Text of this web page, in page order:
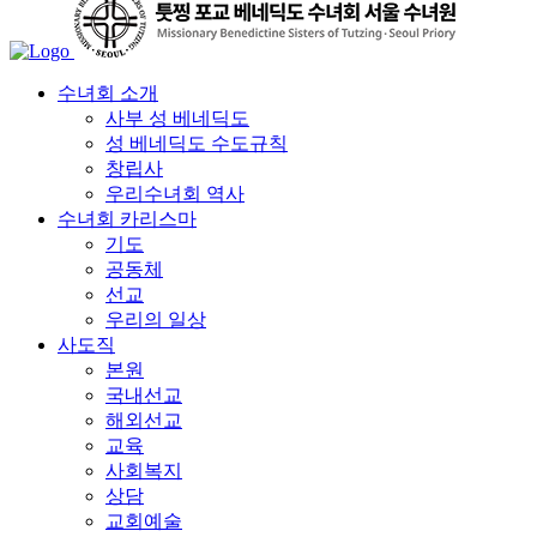
수녀회 소개
사부 성 베네딕도
성 베네딕도 수도규칙
창립사
우리수녀회 역사
수녀회 카리스마
기도
공동체
선교
우리의 일상
사도직
본원
국내선교
해외선교
교육
사회복지
상담
교회예술